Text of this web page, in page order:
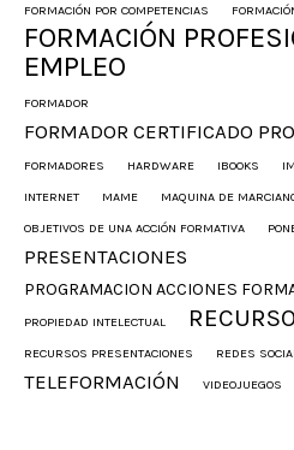
FORMACIÓN POR COMPETENCIAS
FORMACIÓN
EMPLEO
FORMADOR
FORMADOR CERTIFICADO
FORMADORES HARDWARE IBOOKS
INTERNET
MAME MAQUINA DE
OBJETIVOS DE UNA ACCIÓN FORMATIVA
PRESENTACIONES
PROGRAMACION ACCIONES
PROPIEDAD INTELECTUAL
RECURSOS PRESENTACIONES
REDES
TELEFORMACIÓN VIDEOJUEGOS